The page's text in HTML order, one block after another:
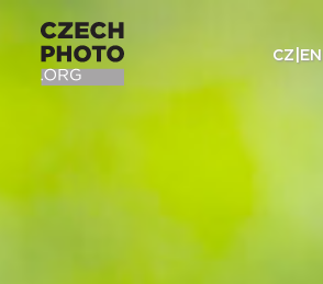
CZ EN